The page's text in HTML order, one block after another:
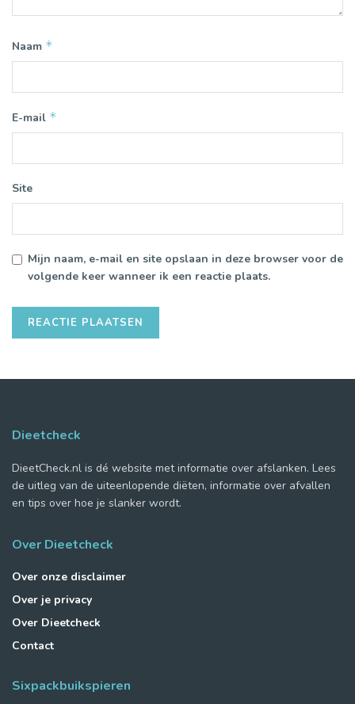
Naam *
E-mail *
Site
Mijn naam, e-mail en site opslaan in deze browser voor de
volgende keer wanneer ik een reactie plaats.
Dieetcheck
DieetCheck.nl is dé website met informatie over afslanken. Lees
de uitleg van de uiteenlopende diëten, informatie over afvallen
en tips over hoe je slanker wordt.
Over Dieetcheck
Over onze disclaimer
Over je privacy
Over Dieetcheck
Contact
Sixpackbuikspieren